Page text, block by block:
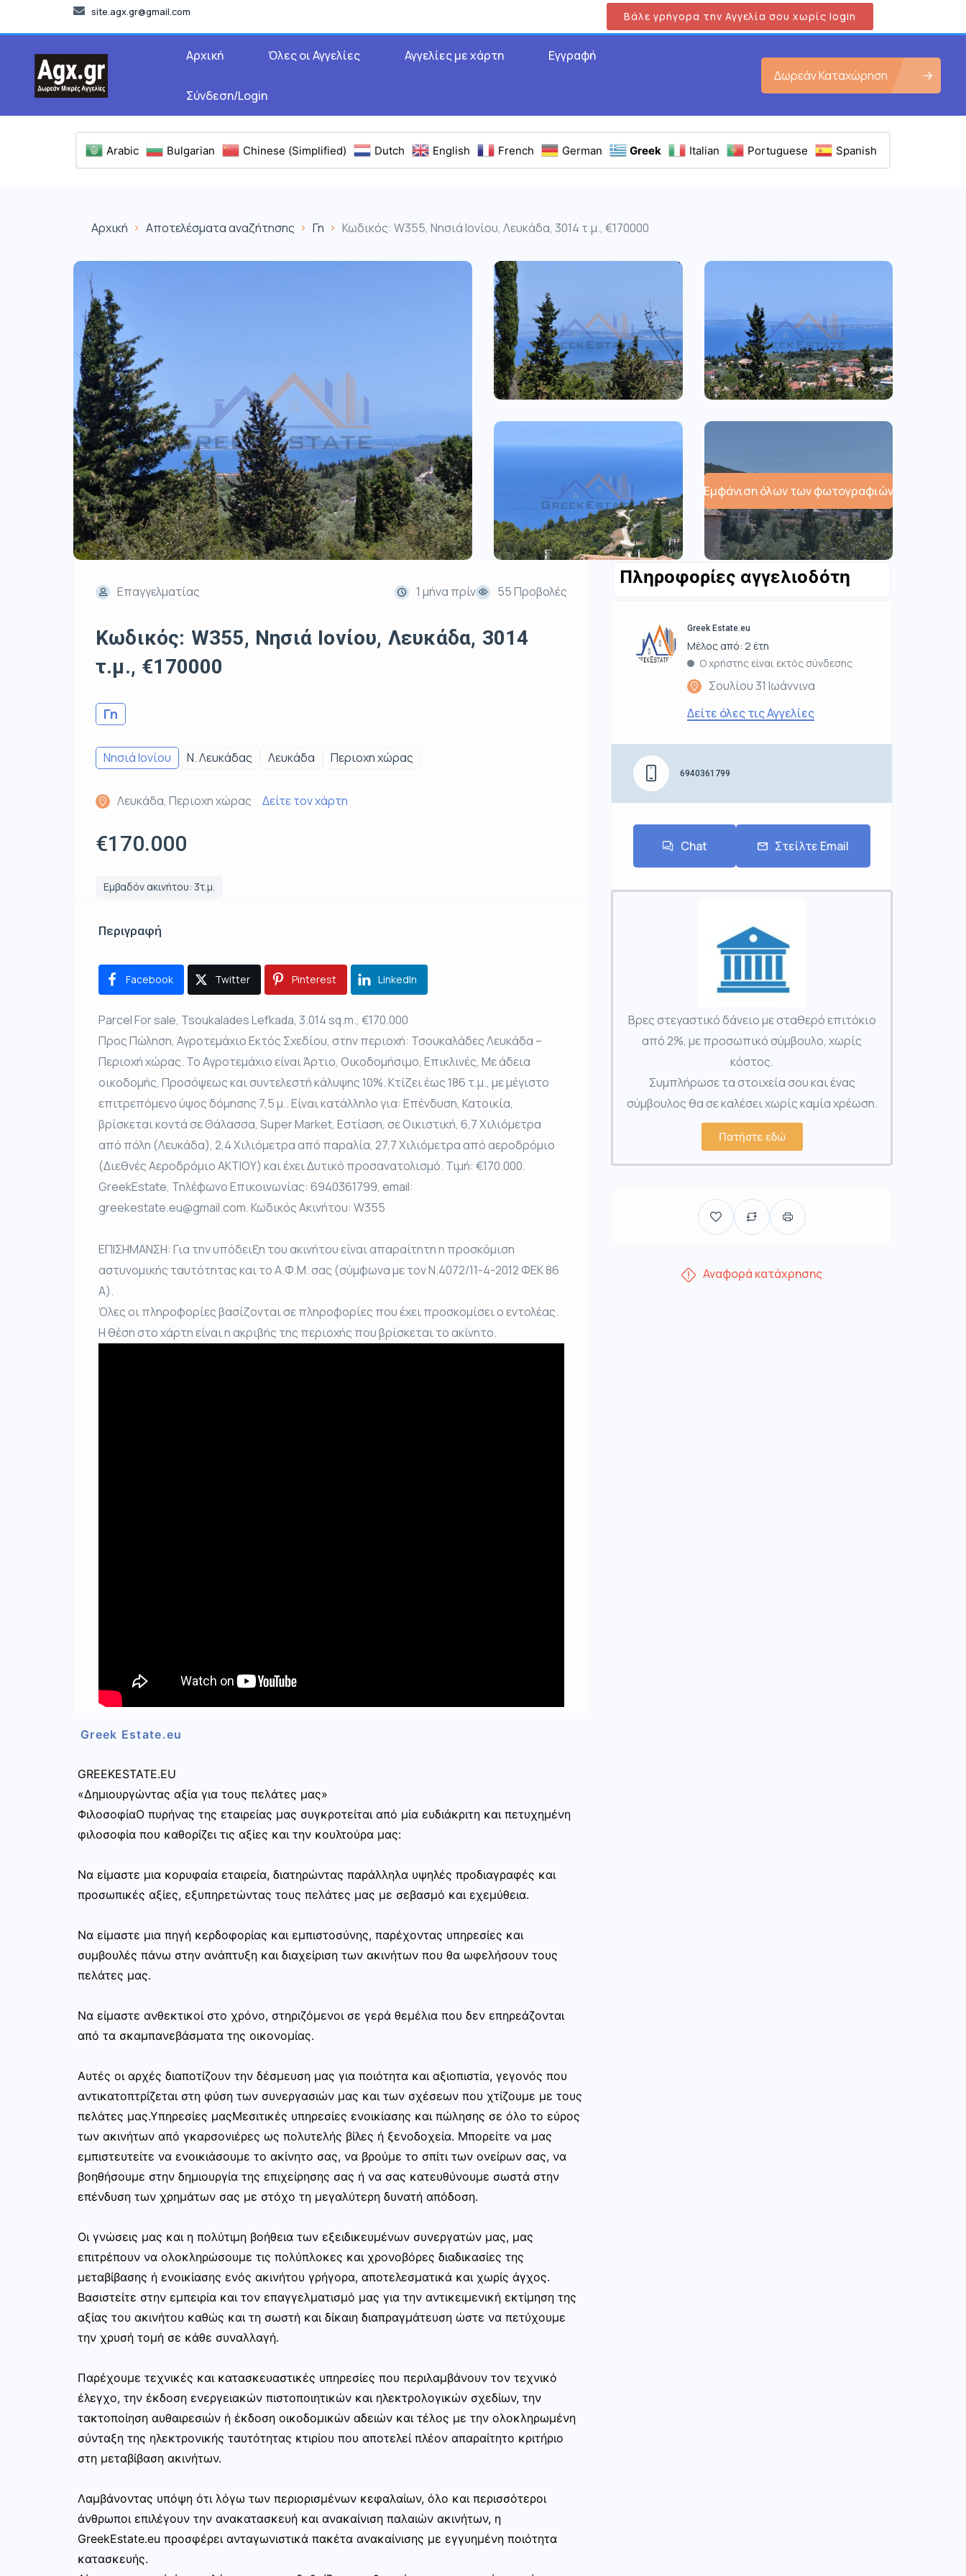
site.agx.gr@gmail.com Βάλε γρήγορα την Αγγελία σου χωρίς login
Αρχική Όλες οι Αγγελίες Αγγελίες με χάρτη Εγγραφή
Σύνδεση/Login
Δωρεάν Καταχώρηση
Arabic Bulgarian Chinese (Simplified) Dutch English French German Greek Italian Portuguese Spanish
Αρχική Αποτελέσματα αναζήτησης Γη Κωδικός: W355, Νησιά Ιονίου, Λευκάδα, 3014 τ.μ., €170000
Εμφάνιση όλων των φωτογραφιών
Επαγγελματίας 1 μήνα πρίν 55 Προβολές
Κωδικός: W355, Νησιά Ιονίου, Λευκάδα, 3014
τ.μ., €170000
Γη
Νησιά Ιονίου Ν. Λευκάδας Λευκάδα Περιοχη χώρας
Λευκάδα, Περιοχη χώρας Δείτε τον χάρτη
€170.000
Εμβαδόν ακινήτου: 3τ.μ.
Περιγραφή
Facebook Twitter Pinterest LinkedIn
Parcel For sale, Tsoukalades Lefkada, 3.014 sq.m., €170.000
Προς Πώληση, Αγροτεμάχιο Εκτός Σχεδίου, στην περιοχή: Τσουκαλάδες Λευκάδα –
Περιοχή χώρας. Το Αγροτεμάχιο είναι Άρτιο, Οικοδομήσιμο, Επικλινές, Με άδεια
οικοδομής, Προσόψεως και συντελεστή κάλυψης 10%. Κτίζει έως 186 τ.μ., με μέγιστο
επιτρεπόμενο ύψος δόμησης 7,5 μ.. Είναι κατάλληλο για: Επένδυση, Κατοικία,
βρίσκεται κοντά σε Θάλασσα, Super Market, Εστίαση, σε Οικιστική, 6,7 Χιλιόμετρα
από πόλη (Λευκάδα), 2,4 Χιλιόμετρα από παραλία, 27,7 Χιλιόμετρα από αεροδρόμιο
(Διεθνές Αεροδρόμιο ΑΚΤΙΟΥ) και έχει Δυτικό προσανατολισμό. Τιμή: €170.000.
GreekEstate, Τηλέφωνο Επικοινωνίας: 6940361799, email:
greekestate.eu@gmail.com. Κωδικός Ακινήτου: W355
ΕΠΙΣΗΜΑΝΣΗ: Για την υπόδειξη του ακινήτου είναι απαραίτητη η προσκόμιση
αστυνομικής ταυτότητας και το Α.Φ.Μ. σας (σύμφωνα με τον Ν.4072/11-4-2012 ΦΕΚ 86
Α).
Όλες οι πληροφορίες βασίζονται σε πληροφορίες που έχει προσκομίσει ο εντολέας.
Η θέση στο χάρτη είναι η ακριβής της περιοχής που βρίσκεται το ακίνητο.
Greek Estate.eu
GREEKESTATE.EU
«Δημιουργώντας αξία για τους πελάτες μας»
ΦιλοσοφίαΟ πυρήνας της εταιρείας μας συγκροτείται από μία ευδιάκριτη και πετυχημένη
φιλοσοφία που καθορίζει τις αξίες και την κουλτούρα μας:
Να είμαστε μια κορυφαία εταιρεία, διατηρώντας παράλληλα υψηλές προδιαγραφές και
προσωπικές αξίες, εξυπηρετώντας τους πελάτες μας με σεβασμό και εχεμύθεια.
Να είμαστε μια πηγή κερδοφορίας και εμπιστοσύνης, παρέχοντας υπηρεσίες και
συμβουλές πάνω στην ανάπτυξη και διαχείριση των ακινήτων που θα ωφελήσουν τους
πελάτες μας.
Να είμαστε ανθεκτικοί στο χρόνο, στηριζόμενοι σε γερά θεμέλια που δεν επηρεάζονται
από τα σκαμπανεβάσματα της οικονομίας.
Αυτές οι αρχές διαποτίζουν την δέσμευση μας για ποιότητα και αξιοπιστία, γεγονός που
αντικατοπτρίζεται στη φύση των συνεργασιών μας και των σχέσεων που χτίζουμε με τους
πελάτες μας.Υπηρεσίες μαςΜεσιτικές υπηρεσίες ενοικίασης και πώλησης σε όλο το εύρος
των ακινήτων από γκαρσονιέρες ως πολυτελής βίλες ή ξενοδοχεία. Μπορείτε να μας
εμπιστευτείτε να ενοικιάσουμε το ακίνητο σας, να βρούμε το σπίτι των ονείρων σας, να
βοηθήσουμε στην δημιουργία της επιχείρησης σας ή να σας κατευθύνουμε σωστά στην
επένδυση των χρημάτων σας με στόχο τη μεγαλύτερη δυνατή απόδοση.
Οι γνώσεις μας και η πολύτιμη βοήθεια των εξειδικευμένων συνεργατών μας, μας
επιτρέπουν να ολοκληρώσουμε τις πολύπλοκες και χρονοβόρες διαδικασίες της
μεταβίβασης ή ενοικίασης ενός ακινήτου γρήγορα, αποτελεσματικά και χωρίς άγχος.
Βασιστείτε στην εμπειρία και τον επαγγελματισμό μας για την αντικειμενική εκτίμηση της
αξίας του ακινήτου καθώς και τη σωστή και δίκαιη διαπραγμάτευση ώστε να πετύχουμε
την χρυσή τομή σε κάθε συναλλαγή.
Παρέχουμε τεχνικές και κατασκευαστικές υπηρεσίες που περιλαμβάνουν τον τεχνικό
έλεγχο, την έκδοση ενεργειακών πιστοποιητικών και ηλεκτρολογικών σχεδίων, την
τακτοποίηση αυθαιρεσιών ή έκδοση οικοδομικών αδειών και τέλος με την ολοκληρωμένη
σύνταξη της ηλεκτρονικής ταυτότητας κτιρίου που αποτελεί πλέον απαραίτητο κριτήριο
στη μεταβίβαση ακινήτων.
Λαμβάνοντας υπόψη ότι λόγω των περιορισμένων κεφαλαίων, όλο και περισσότεροι
άνθρωποι επιλέγουν την ανακατασκευή και ανακαίνιση παλαιών ακινήτων, η
GreekEstate.eu προσφέρει ανταγωνιστικά πακέτα ανακαίνισης με εγγυημένη ποιότητα
κατασκευής.
Πληροφορίες αγγελιοδότη
Greek Estate.eu
Μέλος από: 2 έτη
Ο χρήστης είναι εκτός σύνδεσης
Σουλίου 31 Ιωάννινα
Δείτε όλες τις Αγγελίες
6940361799
Chat Στείλτε Email
Βρες στεγαστικό δάνειο με σταθερό επιτόκιο
από 2%, με προσωπικό σύμβουλο, χωρίς
κόστος.
Συμπλήρωσε τα στοιχεία σου και ένας
σύμβουλος θα σε καλέσει χωρίς καμία χρέωση.
Πατήστε εδώ
Αναφορά κατάχρησης